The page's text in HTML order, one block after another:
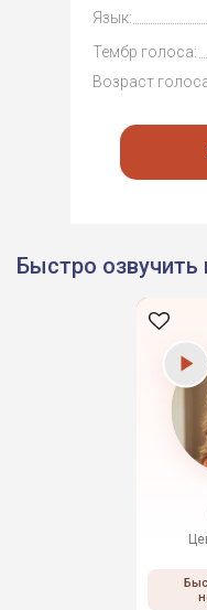
Язык:
Тембр голоса:
Возраст
Быстро озвучить